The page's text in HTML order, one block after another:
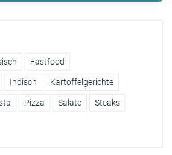
Fastfood
Indisch Kartoffelgerichte
Pizza Salate Steaks